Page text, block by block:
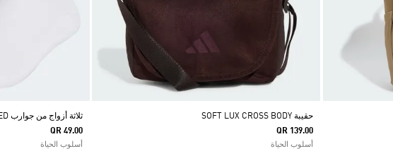
حقيبة SOFT LUX CROSS BODY
QR 139.00
أسلوب الحياة
ثلاثة أزواج من جوارب LINEAR ANKLE SOCKS CUSHIONED
QR 49.00
أسلوب الحياة